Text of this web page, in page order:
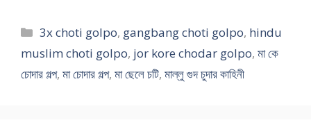
Categories
3x choti golpo, gangbang choti golpo, hindu
muslim choti golpo, jor kore chodar golpo, মা কে
চোদার গল্প, মা চোদার গল্প, মা ছেলে চটি, মাল্লু গুদ চুদার কাহিনী